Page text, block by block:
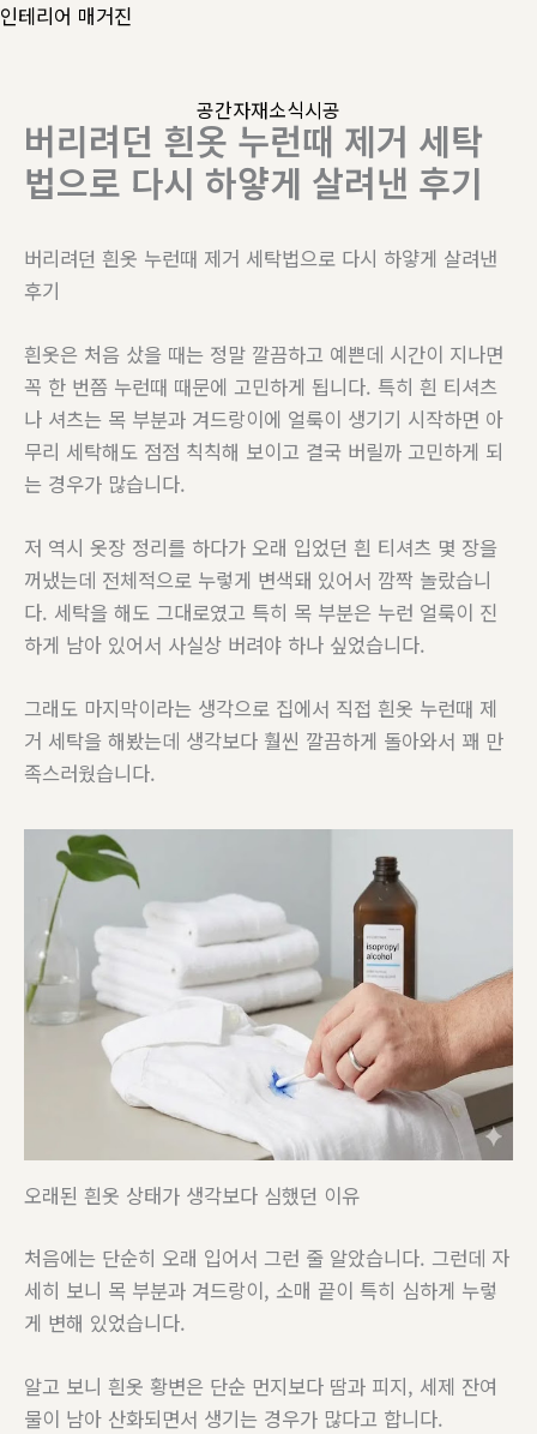
콘
인테리어 매거진
공간자재소식시공
버리려던 흰옷 누런때 제거 세탁
법으로 다시 하얗게 살려낸 후기
버리려던 흰옷 누런때 제거 세탁법으로 다시 하얗게 살려낸
후기
흰옷은 처음 샀을 때는 정말 깔끔하고 예쁜데 시간이 지나면
꼭 한 번쯤 누런때 때문에 고민하게 됩니다. 특히 흰 티셔츠
나 셔츠는 목 부분과 겨드랑이에 얼룩이 생기기 시작하면 아
무리 세탁해도 점점 칙칙해 보이고 결국 버릴까 고민하게 되
는 경우가 많습니다.
저 역시 옷장 정리를 하다가 오래 입었던 흰 티셔츠 몇 장을
꺼냈는데 전체적으로 누렇게 변색돼 있어서 깜짝 놀랐습니
다. 세탁을 해도 그대로였고 특히 목 부분은 누런 얼룩이 진
하게 남아 있어서 사실상 버려야 하나 싶었습니다.
그래도 마지막이라는 생각으로 집에서 직접 흰옷 누런때 제
거 세탁을 해봤는데 생각보다 훨씬 깔끔하게 돌아와서 꽤 만
족스러웠습니다.
오래된 흰옷 상태가 생각보다 심했던 이유
처음에는 단순히 오래 입어서 그런 줄 알았습니다. 그런데 자
세히 보니 목 부분과 겨드랑이, 소매 끝이 특히 심하게 누렇
게 변해 있었습니다.
알고 보니 흰옷 황변은 단순 먼지보다 땀과 피지, 세제 잔여
물이 남아 산화되면서 생기는 경우가 많다고 합니다.